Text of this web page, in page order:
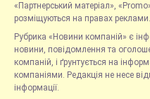
«Партнерський матеріал»,
розміщуються на правах реклами.
Рубрика «Новини компаній» є
новини, повідомлення та
компаній, і ґрунтується на
компаніями. Редакція не несе
інформації.